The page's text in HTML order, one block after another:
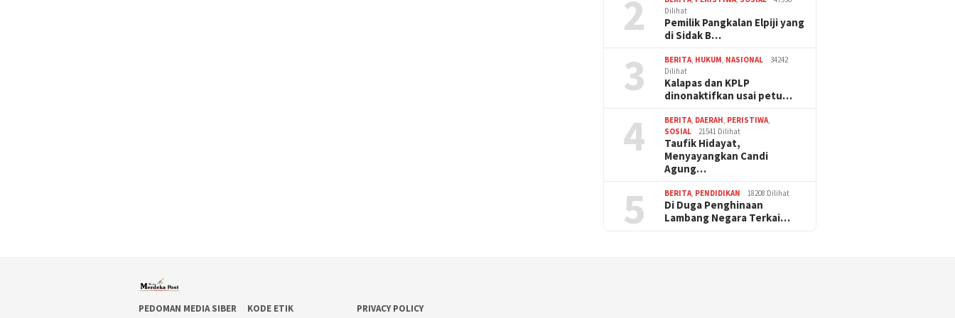
2
Dilihat
Pemilik Pangkalan Elpiji yang
di Sidak B…
3 BERITA, HUKUM, NASIONAL
34242
Dilihat
Kalapas dan KPLP
dinonaktifkan usai petu…
4 BERITA, DAERAH, PERISTIWA,
SOSIAL
21541 Dilihat
Taufik Hidayat,
Menyayangkan Candi
Agung…
5 BERITA, PENDIDIKAN 18208 Dilihat
Di Duga Penghinaan
Lambang Negara Terkai…
PEDOMAN MEDIA SIBER
KODE ETIK
PRIVACY POLICY